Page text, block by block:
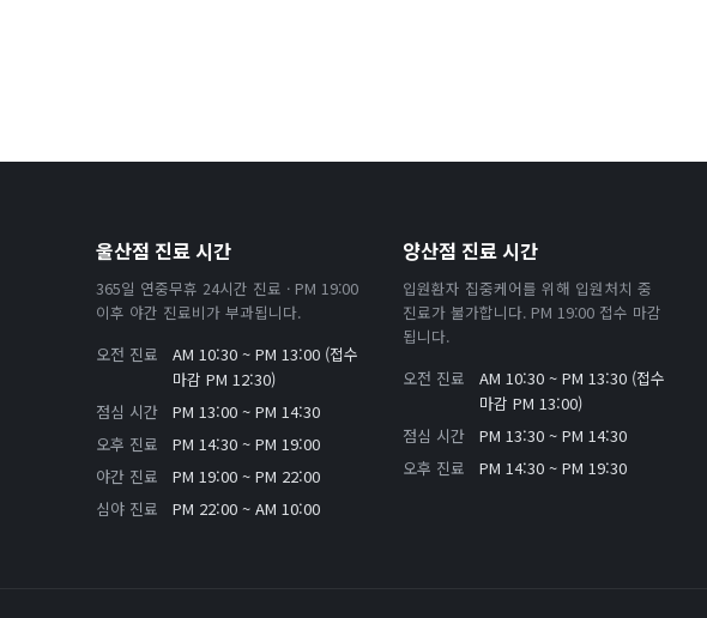
울산점 진료 시간
365일 연중무휴 24시간 진료 · PM 19:00
이후 야간 진료비가 부과됩니다.
오전 진료
AM 10:30 ~ PM 13:00 (접수
마감 PM 12:30)
점심 시간
PM 13:00 ~ PM 14:30
오후 진료
PM 14:30 ~ PM 19:00
야간 진료
PM 19:00 ~ PM 22:00
심야 진료
PM 22:00 ~ AM 10:00
양산점 진료 시간
입원환자 집중케어를 위해 입원처치 중
진료가 불가합니다. PM 19:00 접수 마감
됩니다.
오전 진료
AM 10:30 ~ PM 13:30 (접수
마감 PM 13:00)
점심 시간
PM 13:30 ~ PM 14:30
오후 진료
PM 14:30 ~ PM 19:30